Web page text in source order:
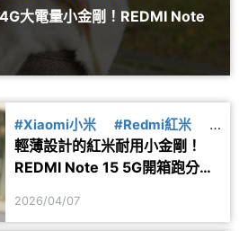
大電量小金剛！REDMI Note
#Xiaomi小米 #Redmi紅米
#
紅米Note15
輕薄設計的紅米耐用小金剛！
REDMI Note 15 5G開箱跑分實
2026/04/07